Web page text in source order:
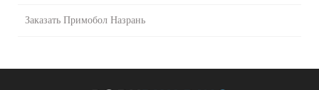
Заказать Примобол Назрань